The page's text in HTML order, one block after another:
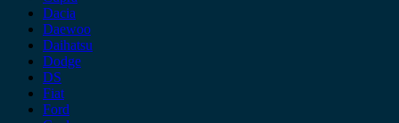
Dacia
Daewoo
Daihatsu
Dodge
DS
Fiat
Ford